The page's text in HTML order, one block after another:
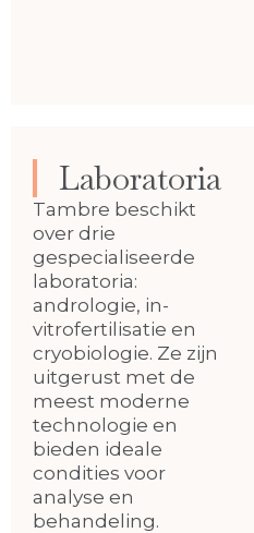
Laboratoria
Tambre beschikt
over drie
gespecialiseerde
laboratoria:
andrologie, in-
vitrofertilisatie en
cryobiologie. Ze zijn
uitgerust met de
meest moderne
technologie en
bieden ideale
condities voor
analyse en
behandeling.